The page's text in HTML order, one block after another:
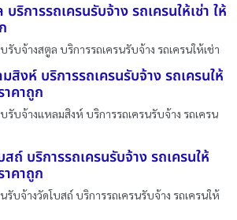
ริการรถเครนรับจ้าง รถเครนให้เช่า ให้
รับจ้างสตูล บริการรถเครนรับจ้าง รถเครนให้เช่า
สิงห์ บริการรถเครนรับจ้าง รถเครนให้
าคาถูก
รับจ้างแหลมสิงห์ บริการรถเครนรับจ้าง รถเครน
ถ์ บริการรถเครนรับจ้าง รถเครนให้
าคาถูก
รับจ้างวัดโบสถ์ บริการรถเครนรับจ้าง รถเครนให้